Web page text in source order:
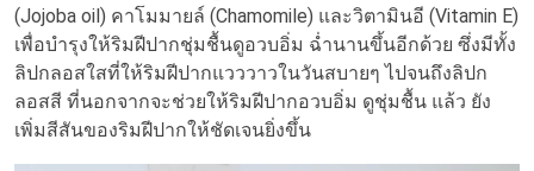
(Jojoba oil) คาโมมายล์ (Chamomile) และวิตามินอี (Vitamin E)
เพื่อบำรุงให้ริมฝีปากชุ่มชื้นดูอวบอิ่ม ฉ่ำนานขึ้นอีกด้วย ซึ่งมีทั้ง
ลิปกลอสใสที่ให้ริมฝีปากแวววาวในวันสบายๆ ไปจนถึงลิปก
ลอสสี ที่นอกจากจะช่วยให้ริมฝีปากอวบอิ่ม ดูชุ่มชื้น แล้ว ยัง
เพิ่มสีสันของริมฝีปากให้ชัดเจนยิ่งขึ้น